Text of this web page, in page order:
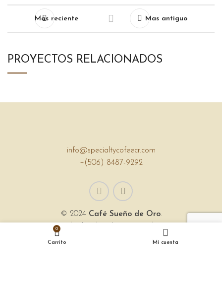
Mas reciente Mas antiguo
PROYECTOS RELACIONADOS
info@specialtycofeecr.com
+(506) 8487-9292
© 2024 Café Sueño de Oro.
Todos los derechos reservados.
Sitio web creado por
Asistente B
0
Carrito Mi cuenta